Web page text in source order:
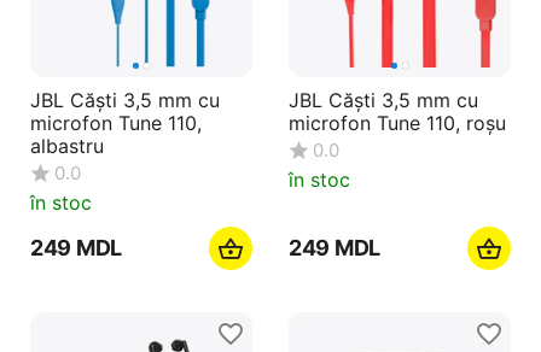
JBL Căști 3,5 mm cu
microfon Tune 110,
albastru
0.0
în stoc
‍249‍ MDL
JBL Căști 3,5 mm cu
microfon Tune 110, roșu
0.0
în stoc
‍249‍ MDL